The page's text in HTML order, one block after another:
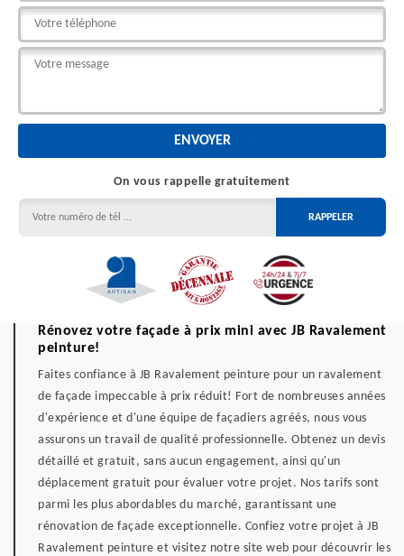
On vous rappelle gratuitement
Rénovez votre façade à prix mini avec JB Ravalement
peinture!
Faites confiance à JB Ravalement peinture pour un ravalement
de façade impeccable à prix réduit! Fort de nombreuses années
d'expérience et d'une équipe de façadiers agréés, nous vous
assurons un travail de qualité professionnelle. Obtenez un devis
détaillé et gratuit, sans aucun engagement, ainsi qu'un
déplacement gratuit pour évaluer votre projet. Nos tarifs sont
parmi les plus abordables du marché, garantissant une
rénovation de façade exceptionnelle. Confiez votre projet à JB
Ravalement peinture et visitez notre site web pour découvrir les